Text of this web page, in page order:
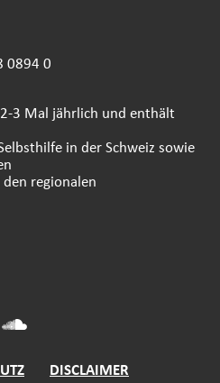
0894 0
3 Mal jährlich und enthält
in der Schweiz sowie
regionalen
DISCLAIMER